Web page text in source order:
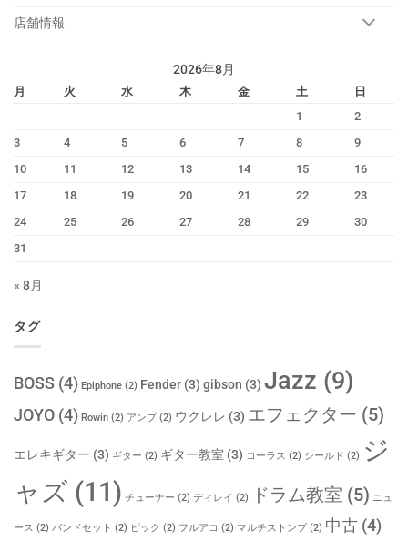
店舗情報
2026年8月
月 火 水 木 金 土
日
1
2
3
4 5 6 7 8
9
10
11 12 13 14 15
16
17
18 19 20 21 22
23
24
25 26 27 28 29
30
31
« 8月
タグ
BOSS (4) Epiphone (2) Fender (3) gibson (3) Jazz (9)
JOYO (4) Rowin (2) アンプ(2) ウクレレ (3) エフェクター (5)
エレキギター (3) ギター (2) ギター教室 (3) コーラス (2) シールド (2) ジ
ャズ (11) チューナー (2) ディレイ (2) ドラム教室 (5) ニュ
ース (2) バンドセット (2) ピック (2) フルアコ (2) マルチストンプ(2) 中古 (4)